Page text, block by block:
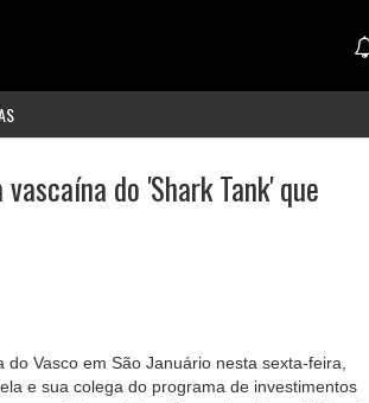
do 'Shark Tank' que
Vasco em São Januário nesta sexta-feira,
e sua colega do programa de investimentos